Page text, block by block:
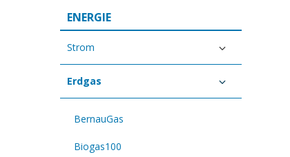
ENERGIE
Strom
Erdgas
BernauGas
Biogas100